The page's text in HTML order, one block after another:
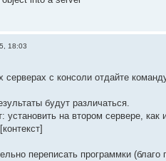
18:03
серверах с консоли отдайте
будут различаться.
установить на втором сервере,
переписать программки